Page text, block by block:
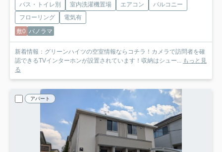
バス・トイレ別 室内洗濯機置場 エアコン
バルコニー
フローリング
電気有
敷0 パノラマ
新着情報：グリーンハイツの空室情報ならコチラ！カメラで訪問者を確
認できるTVインターホンが設置されています！収納はシュー... もっと見
る
アパート